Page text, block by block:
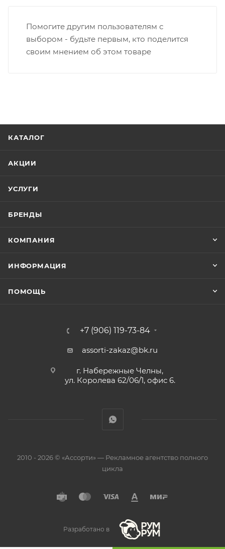
не должна превышать 100 000 р.
Помогите другим пользователям с
выбором - будьте первым, кто поделится
своим мнением об этом товаре
КАТАЛОГ
АКЦИИ
УСЛУГИ
БРЕНДЫ
КОМПАНИЯ
ИНФОРМАЦИЯ
ПОМОЩЬ
+7 (906) 119-73-84
assorti-zakaz@bk.ru
г. Набережные Челны,
ул. Королева 62/06/1, офис 6.
2010 - 2026 © «Ассорти» — Рекламное агентство полного
цикла
Разработано в